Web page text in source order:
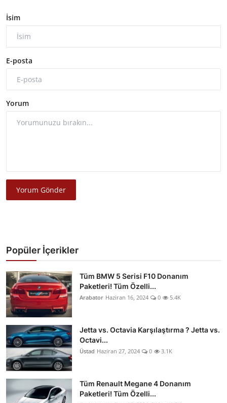
İsim
E-posta
Yorum
Yorum Gönder
Popüler İçerikler
Tüm BMW 5 Serisi F10 Donanım
Paketleri! Tüm Özelli...
Arabator Haziran 16, 2024 0 5.4K
Jetta vs. Octavia Karşılaştırma ? Jetta vs.
Octavi...
Üstad Haziran 27, 2024 0 3.1K
Tüm Renault Megane 4 Donanım
Paketleri! Tüm Özelli...